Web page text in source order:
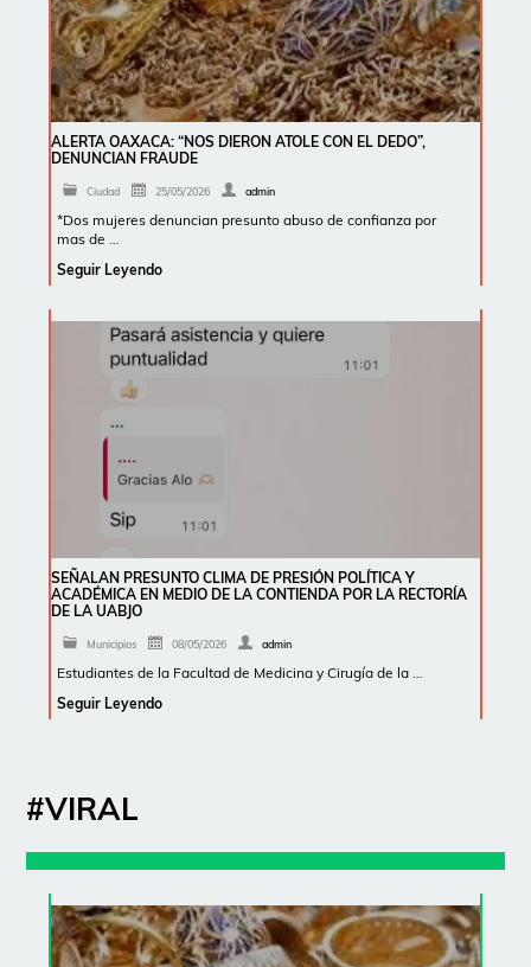
ALERTA OAXACA: “NOS DIERON ATOLE CON EL DEDO”,
DENUNCIAN FRAUDE
Ciudad 25/05/2026 admin
*Dos mujeres denuncian presunto abuso de confianza por
mas de …
Seguir Leyendo
SEÑALAN PRESUNTO CLIMA DE PRESIÓN POLÍTICA Y
ACADÉMICA EN MEDIO DE LA CONTIENDA POR LA RECTORÍA
DE LA UABJO
Municipios 08/05/2026 admin
Estudiantes de la Facultad de Medicina y Cirugía de la …
Seguir Leyendo
#VIRAL